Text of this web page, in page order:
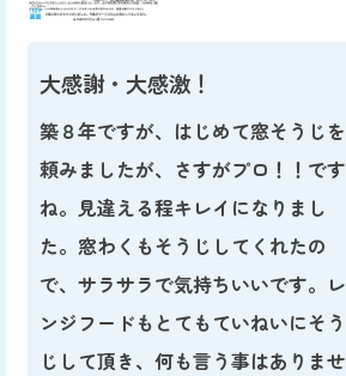
大感謝・大感激！
築８年ですが、はじめて窓そうじを
頼みましたが、さすがプロ！！です
ね。見違える程キレイになりまし
た。窓わくもそうじしてくれたの
で、サラサラで気持ちいいです。レ
ンジフードもとてもていねいにそう
じして頂き、何も言う事はありませ